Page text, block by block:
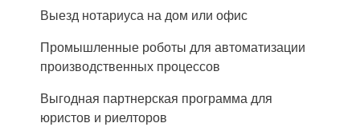
Выезд нотариуса на дом или офис
Промышленные роботы для автоматизации
производственных процессов
Выгодная партнерская программа для
юристов и риелторов